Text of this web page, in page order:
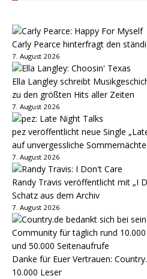
Carly Pearce hinterfragt den
7. August 2026
Ella Langley schreibt
zu den größten Hits aller Zeiten
7. August 2026
pez veröffentlicht neue Single
auf unvergessliche Sommernächte
7. August 2026
Randy Travis veröffentlicht mit „I
Schatz aus dem Archiv
7. August 2026
Danke für Euer Vertrauen:
10.000 Leser